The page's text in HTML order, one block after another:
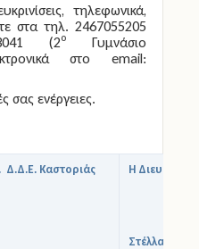
τηλεφωνικά,
στα τηλ. 2467055205
(2ο
Γυμνάσιο
στο email:
σας ενέργειες.
Καστοριάς Η
Στέλλα Κ.